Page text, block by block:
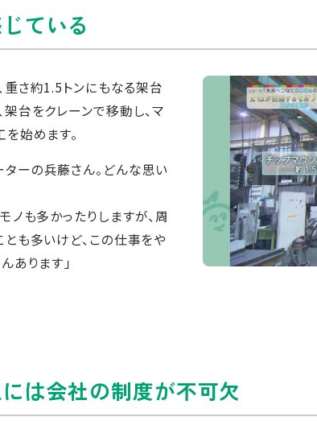
ている
重さ約1.5トンにもなる架台
台をクレーンで移動し、マ
始めます。
ーの兵藤さん。どんな思い
ノも多かったりしますが、周
も多いけど、この仕事をや
あります」
は会社の制度が不可欠